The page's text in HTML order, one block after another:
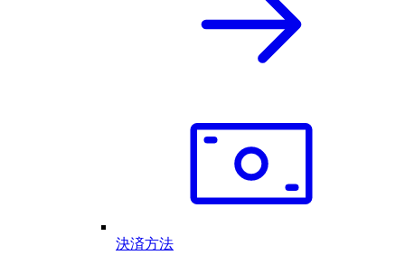
決済方法